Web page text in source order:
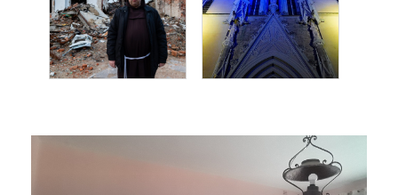
strikes from the Russian military.